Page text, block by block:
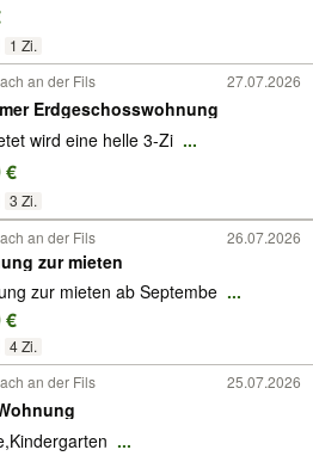
1 Zi.
an der Fils 27.07.2026
Erdgeschosswohnung
wird eine helle 3-Zi ...
€
3 Zi.
an der Fils
26.07.2026
zur mieten
zur mieten ab Septembe ...
€
4 Zi.
an der Fils 25.07.2026
...